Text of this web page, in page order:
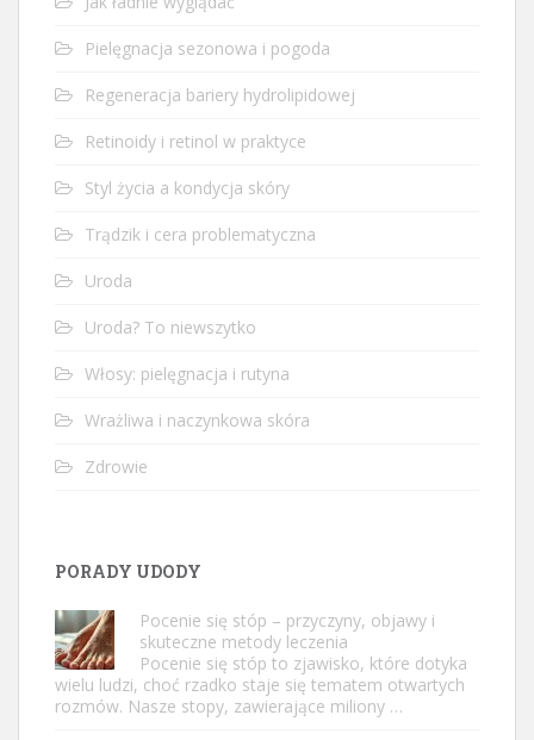
Pielęgnacja sezonowa i pogoda
Regeneracja bariery hydrolipidowej
Retinoidy i retinol w praktyce
Styl życia a kondycja skóry
Trądzik i cera problematyczna
Uroda
Uroda? To niewszytko
Włosy: pielęgnacja i rutyna
Wrażliwa i naczynkowa skóra
Zdrowie
PORADY UDODY
Pocenie się stóp – przyczyny, objawy i
skuteczne metody leczenia
Pocenie się stóp to zjawisko, które dotyka
wielu ludzi, choć rzadko staje się tematem otwartych
rozmów. Nasze stopy, zawierające miliony …